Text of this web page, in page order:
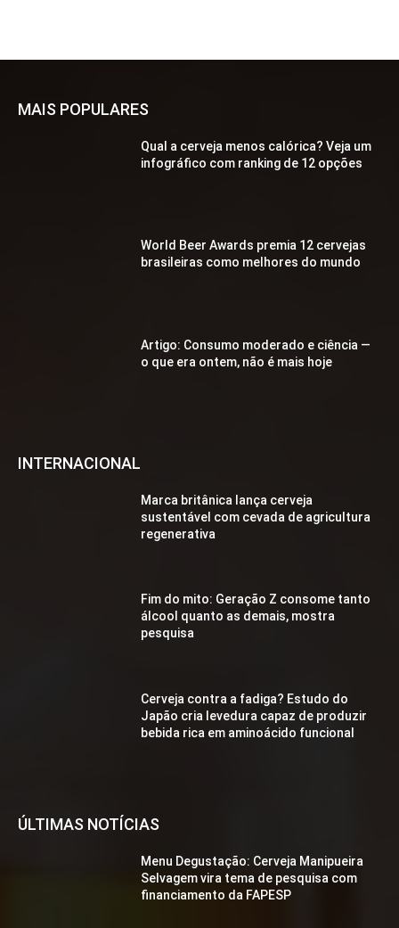
MAIS POPULARES
Qual a cerveja menos calórica? Veja um
infográfico com ranking de 12 opções
World Beer Awards premia 12 cervejas
brasileiras como melhores do mundo
Artigo: Consumo moderado e ciência —
o que era ontem, não é mais hoje
INTERNACIONAL
Marca britânica lança cerveja
sustentável com cevada de agricultura
regenerativa
Fim do mito: Geração Z consome tanto
álcool quanto as demais, mostra
pesquisa
Cerveja contra a fadiga? Estudo do
Japão cria levedura capaz de produzir
bebida rica em aminoácido funcional
ÚLTIMAS NOTÍCIAS
Menu Degustação: Cerveja Manipueira
Selvagem vira tema de pesquisa com
financiamento da FAPESP